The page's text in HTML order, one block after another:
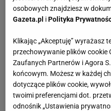
osobowych znajdziesz w
Gazeta.pl iPolityka
Klikając „Akceptuję” wyrażasz
przechowywanie plików cookie
Zaufanych Partnerów i Agora
końcowym. Możesz w każdej
dotyczące plików cookie,
twoimi preferencjami dot.
odnośnik „Ustawienia